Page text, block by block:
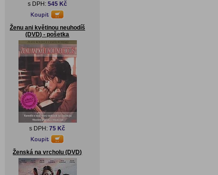
s DPH: 545 Kč
Ženu ani květinou neuhodíš
(DVD) - pošetka
s DPH:75 Kč
Ženská na vrcholu (DVD)